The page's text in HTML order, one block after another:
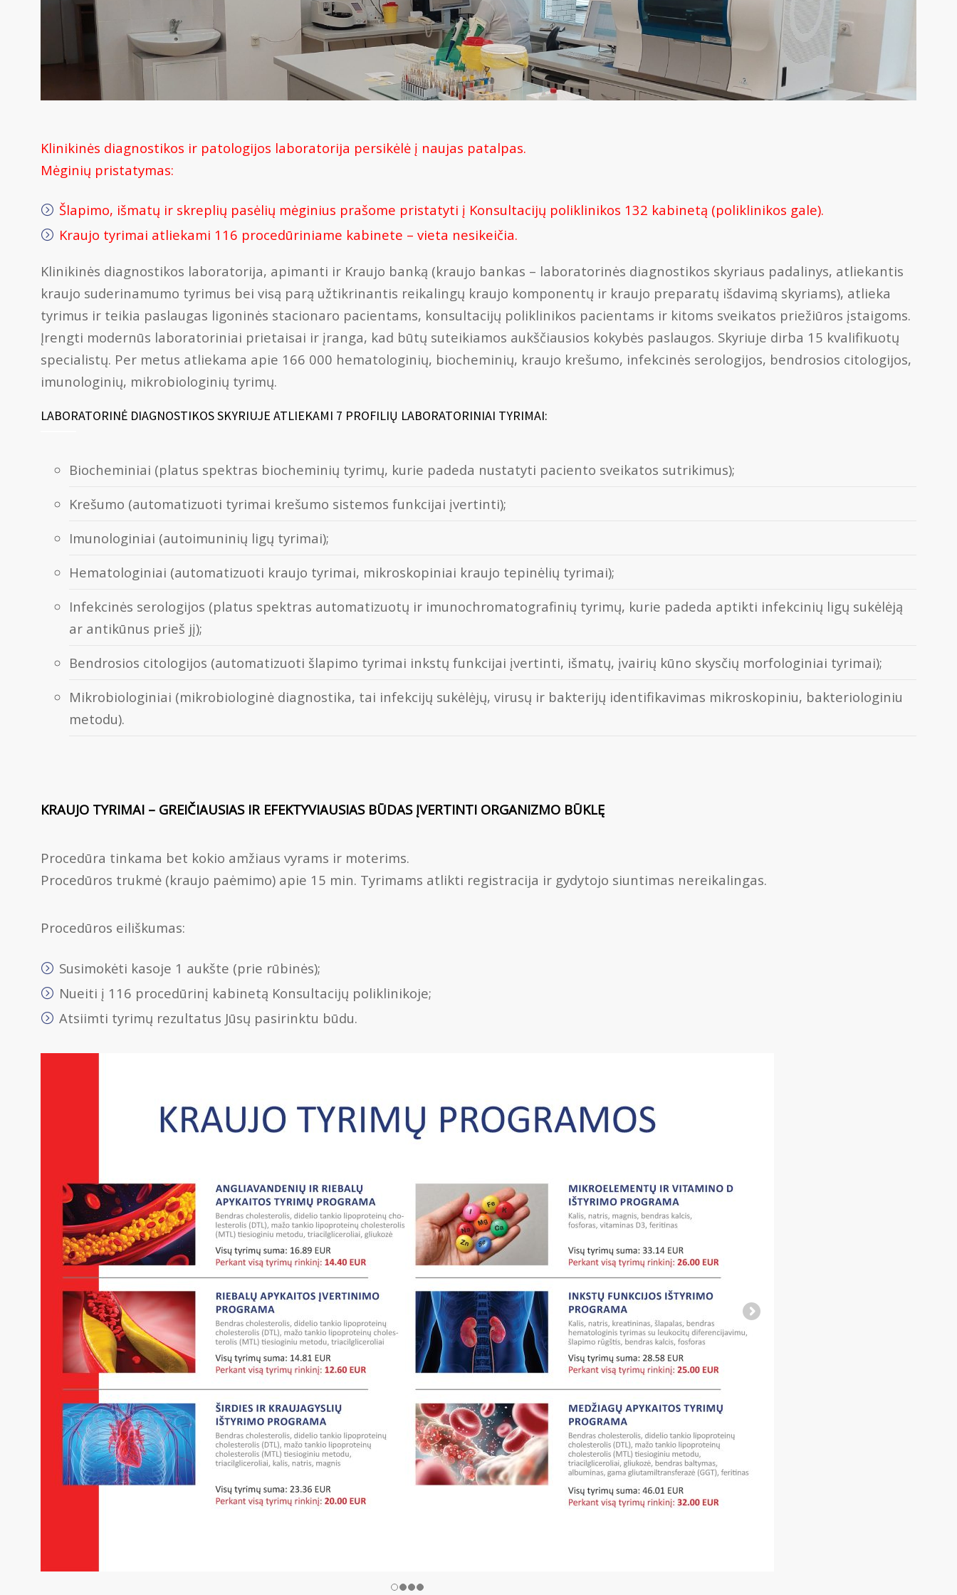
Klinikinės diagnostikos ir patologijos laboratorija persikėlė į naujas patalpas.
Mėginių pristatymas:
Šlapimo, išmatų ir skreplių pasėlių mėginius prašome pristatyti į Konsultacijų poliklinikos 132 kabinetą (poliklinikos gale).
Kraujo tyrimai atliekami 116 procedūriniame kabinete – vieta nesikeičia.
Klinikinės diagnostikos laboratorija, apimanti ir Kraujo banką (kraujo bankas – laboratorinės diagnostikos skyriaus padalinys, atliekantis
kraujo suderinamumo tyrimus bei visą parą užtikrinantis reikalingų kraujo komponentų ir kraujo preparatų išdavimą skyriams), atlieka
tyrimus ir teikia paslaugas ligoninės stacionaro pacientams, konsultacijų poliklinikos pacientams ir kitoms sveikatos priežiūros įstaigoms.
Įrengti modernūs laboratoriniai prietaisai ir įranga, kad būtų suteikiamos aukščiausios kokybės paslaugos. Skyriuje dirba 15 kvalifikuotų
specialistų. Per metus atliekama apie 166 000 hematologinių, biocheminių, kraujo krešumo, infekcinės serologijos, bendrosios citologijos,
imunologinių, mikrobiologinių tyrimų.
LABORATORINĖ DIAGNOSTIKOS SKYRIUJE ATLIEKAMI 7 PROFILIŲ LABORATORINIAI TYRIMAI:
Biocheminiai (platus spektras biocheminių tyrimų, kurie padeda nustatyti paciento sveikatos sutrikimus);
Krešumo (automatizuoti tyrimai krešumo sistemos funkcijai įvertinti);
Imunologiniai (autoimuninių ligų tyrimai);
Hematologiniai (automatizuoti kraujo tyrimai, mikroskopiniai kraujo tepinėlių tyrimai);
Infekcinės serologijos (platus spektras automatizuotų ir imunochromatografinių tyrimų, kurie padeda aptikti infekcinių ligų sukėlėją
ar antikūnus prieš jį);
Bendrosios citologijos (automatizuoti šlapimo tyrimai inkstų funkcijai įvertinti, išmatų, įvairių kūno skysčių morfologiniai tyrimai);
Mikrobiologiniai (mikrobiologinė diagnostika, tai infekcijų sukėlėjų, virusų ir bakterijų identifikavimas mikroskopiniu, bakteriologiniu
metodu).
KRAUJO TYRIMAI – GREIČIAUSIAS IR EFEKTYVIAUSIAS BŪDAS ĮVERTINTI ORGANIZMO BŪKLĘ
Procedūra tinkama bet kokio amžiaus vyrams ir moterims.
Procedūros trukmė (kraujo paėmimo) apie 15 min. Tyrimams atlikti registracija ir gydytojo siuntimas nereikalingas.
Procedūros eiliškumas:
Susimokėti kasoje 1 aukšte (prie rūbinės);
Nueiti į 116 procedūrinį kabinetą Konsultacijų poliklinikoje;
Atsiimti tyrimų rezultatus Jūsų pasirinktu būdu.